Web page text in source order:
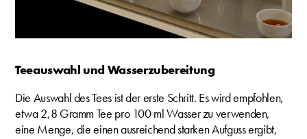
Teeauswahl und Wasserzubereitung
Die Auswahl des Tees ist der erste Schritt. Es wird empfohlen,
etwa 2,8 Gramm Tee pro 100 ml Wasser zu verwenden,
eine Menge, die einen ausreichend starken Aufguss ergibt,